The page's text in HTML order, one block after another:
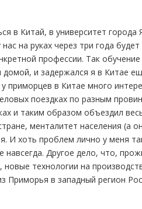
в Китай, в университет города
на руках через три года
профессии. Так обучение
и задержался я в Китае
приморцев в Китае много
поездках по разным
и таким образом объездил
менталитет населения (а
И хоть проблем лично у меня
Другое дело, что,
технологии на
Приморья в западный регион